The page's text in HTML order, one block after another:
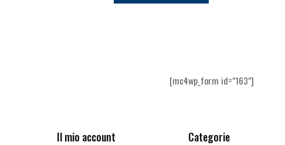
del
[mc4wp_form id="163"]
Il mio account Categorie